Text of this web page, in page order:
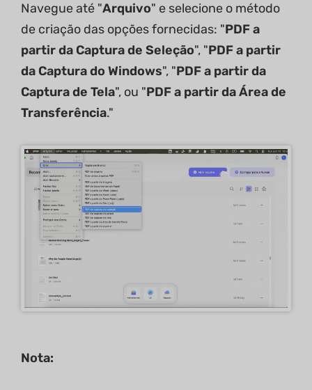
Navegue até "Arquivo" e selecione o método
de criação das opções fornecidas: "PDF a
partir da Captura de Seleção", "PDF a partir
da Captura do Windows", "PDF a partir da
Captura de Tela", ou "PDF a partir da Área de
Transferência."
Nota: